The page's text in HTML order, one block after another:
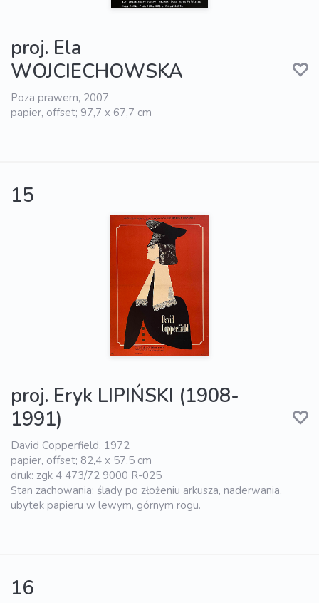
proj. Ela
WOJCIECHOWSKA
Poza prawem, 2007
papier, offset; 97,7 x 67,7 cm
15
proj. Eryk LIPIŃSKI (1908-
1991)
David Copperfield, 1972
papier, offset; 82,4 x 57,5 cm
druk: zgk 4 473/72 9000 R-025
Stan zachowania: ślady po złożeniu arkusza, naderwania,
ubytek papieru w lewym, górnym rogu.
16